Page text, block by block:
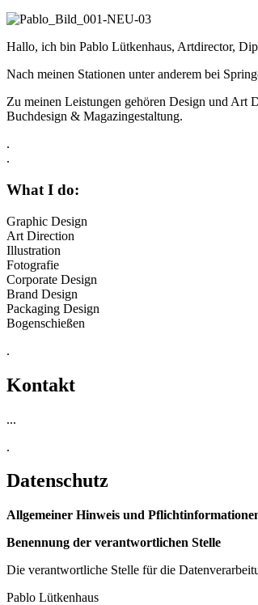
Hallo, ich bin Pablo Lütkenhaus, Artdirector,
Nach meinen Stationen unter anderem bei
Zu meinen Leistungen gehören Design und
Buchdesign & Magazingestaltung.
.
.
What I do:
Graphic Design
Art Direction
Illustration
Fotografie
Corporate Design
Brand Design
Packaging Design
Bogenschießen
.
Kontakt
...
.
Datenschutz
Allgemeiner Hinweis und
Benennung der verantwortlichen Stelle
Die verantwortliche Stelle für die
Pablo Lütkenhaus